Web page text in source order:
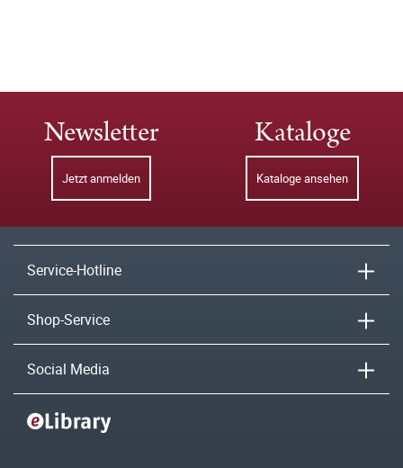
Newsletter
Jetzt anmelden
Kataloge
Kataloge ansehen
Service-Hotline
Shop-Service
Social Media